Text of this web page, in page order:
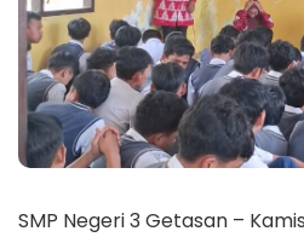
SMP Negeri 3 Getasan –